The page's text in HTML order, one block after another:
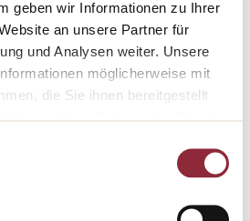
geben wir Informationen zu Ihrer
an unsere Partner für
und Analysen weiter. Unsere
möglicherweise mit
die Sie ihnen bereitgestellt
Ihrer Nutzung der Dienste
SCHADAU THUN